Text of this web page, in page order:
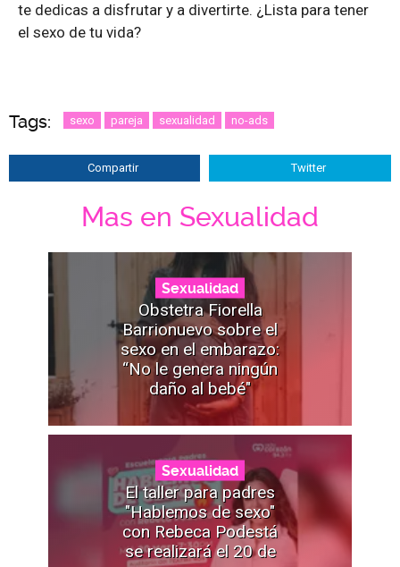
te dedicas a disfrutar y a divertirte. ¿Lista para tener
el sexo de tu vida?
Tags: sexo pareja sexualidad no-ads
Compartir Twitter
Mas en Sexualidad
Sexualidad
Obstetra Fiorella
Barrionuevo sobre el
sexo en el embarazo:
“No le genera ningún
daño al bebé"
Sexualidad
El taller para padres
"Hablemos de sexo"
con Rebeca Podestá
se realizará el 20 de